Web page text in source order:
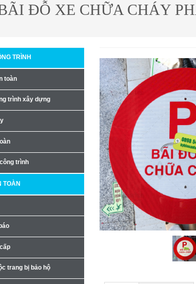
ĐỖ XE CHỮA CHÁY
TRÌNH
toàn
trình xây dựng
trình
TOÀN
trang bị bảo hộ